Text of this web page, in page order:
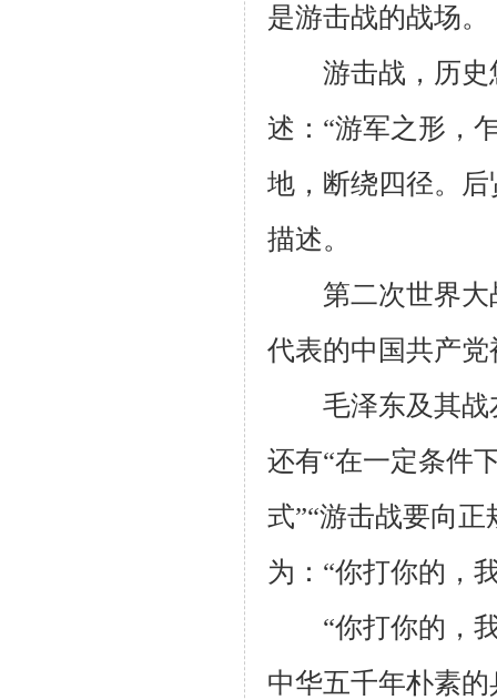
是游击战的战场。
游击战，历史悠
述：“游军之形，
地，断绕四径。
描述。
第二次世界大
代表的中国共产
毛泽东及其战友
还有“在一定条件
式”“游击战要向
为：“你打你的，
“你打你的，我
中华五千年朴素